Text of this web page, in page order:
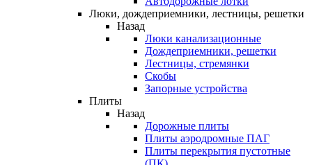
Люки, дождеприемники, лестницы, решетки
Назад
Люки канализационные
Дождеприемники, решетки
Лестницы, стремянки
Скобы
Запорные устройства
Плиты
Назад
Дорожные плиты
Плиты аэродромные ПАГ
Плиты перекрытия пустотные